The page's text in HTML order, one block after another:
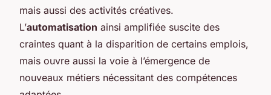
mais aussi des activités créatives.
L’automatisation ainsi amplifiée suscite des
craintes quant à la disparition de certains emplois,
mais ouvre aussi la voie à l’émergence de
nouveaux métiers nécessitant des compétences